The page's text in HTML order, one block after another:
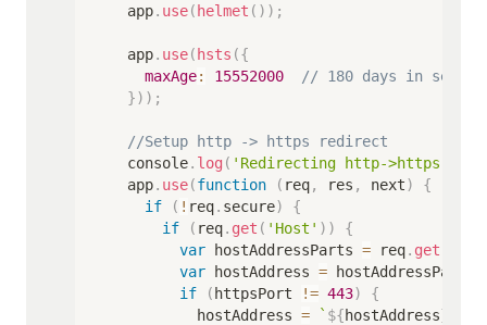
	app
. use( helmet ( ) ) ;
	app
. use( hsts ({
maxAge: 15552000
// 180 days in
}) ) ;
//Setup http -> https redirect
	console
. log ( 'Redirecting http->https'
	app
. use(function ( req, res , next)
{
if
( ! req. secure)
{
if
( req. get ( 'Host' ) )
{
var hostAddressParts = req. get
var hostAddress = hostAddressParts
if
( httpsPort != 443)
{
					hostAddress
= ` ${hostAddress}